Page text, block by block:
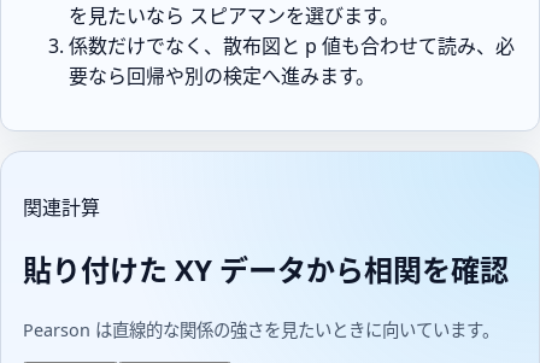
を見たいなら スピアマンを選びます。
係数だけでなく、散布図と p 値も合わせて読み、必
要なら回帰や別の検定へ進みます。
関連計算
貼り付けた XY データから相関を確認
Pearson は直線的な関係の強さを見たいときに向いています。